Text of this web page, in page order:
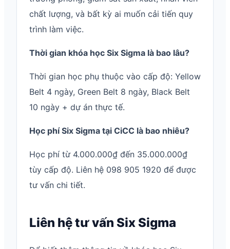
chất lượng, và bất kỳ ai muốn cải tiến quy
trình làm việc.
Thời gian khóa học Six Sigma là bao lâu?
Thời gian học phụ thuộc vào cấp độ: Yellow
Belt 4 ngày, Green Belt 8 ngày, Black Belt
10 ngày + dự án thực tế.
Học phí Six Sigma tại CiCC là bao nhiêu?
Học phí từ 4.000.000₫ đến 35.000.000₫
tùy cấp độ. Liên hệ 098 905 1920 để được
tư vấn chi tiết.
Liên hệ tư vấn Six Sigma